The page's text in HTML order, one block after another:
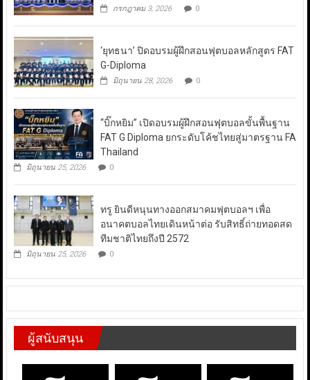
กรกฎาคม 3, 2026 0
‘ยุทธนา’ ปิดอบรมผู้ฝึกสอนฟุตบอลหลักสูตร FAT
G-Diploma
มิถุนายน 28, 2026 0
“บิ๊กหยิม” เปิดอบรมผู้ฝึกสอนฟุตบอลขั้นพื้นฐาน
FAT G Diploma ยกระดับโค้ชไทยสู่มาตรฐาน FA
Thailand
มิถุนายน 25, 2026 0
ทรู ยินดีหนุนทางออกสมาคมฟุตบอลฯ เพื่อ
อนาคตบอลไทยเดินหน้าต่อ รับสิทธิ์ถ่ายทอดสด
ทีมชาติไทยถึงปี 2572
มิถุนายน 25, 2026 0
ผู้สนับสนุน